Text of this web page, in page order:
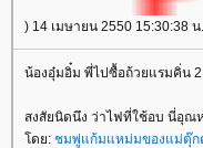
) 14 เมษายน 2550 15:30:38 น.
น้องอุ๋มอิ๋ม พี่ไปซื้อถ้วยแรมคิ่น
สงสัยนิดนึง ว่าไฟที่ใช้อบ นี่อุณ
ดย: ชมพู่แก้มแหม่มของแม่ตุ๊ก